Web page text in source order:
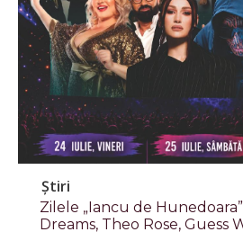
Știri
Zilele „Iancu de Hunedoara”
Dreams, Theo Rose, Guess